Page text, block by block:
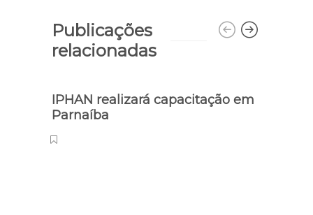
Publicações
relacionadas
IPHAN realizará capacitação em
Parnaíba